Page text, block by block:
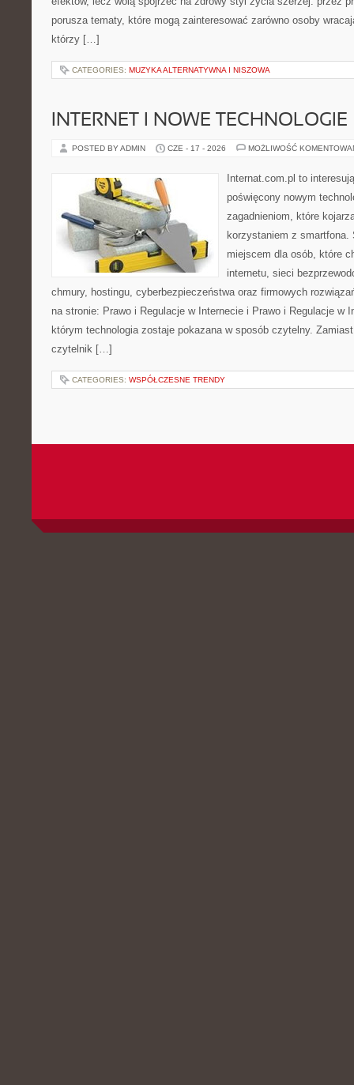
porusza tematy, które mogą zainteresować zarówno osoby
którzy […]
CATEGORIES: MUZYKA ALTERNATYWNA I NISZOWA
INTERNET I NOWE TECHNOLOGIE
POSTED BY ADMIN CZE - 17 - 2026 MOŻLIWOŚĆ
Internat.com.pl to
poświęcony nowym
zagadnieniom, które
korzystaniem z
miejscem dla osób, które
internetu, sieci
chmury, hostingu, cyberbezpieczeństwa oraz firmowych
na stronie: Prawo i Regulacje w Internecie i Prawo i Regulacje w
którym technologia zostaje pokazana w sposób czytelny.
czytelnik […]
CATEGORIES: WSPÓŁCZESNE TRENDY